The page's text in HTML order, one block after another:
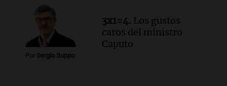
Por Sergio Suppo
3x1=4. Los gustos
caros del ministro
Caputo